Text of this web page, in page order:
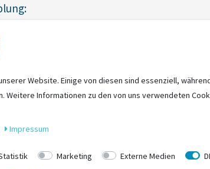
wird direkt an den Aufnahmepunkten des Pletscher
Website. Einige von diesen sind essenziell,
Weitere Informationen zu den von uns verwendeten
Impressum
Marketing Externe Medien